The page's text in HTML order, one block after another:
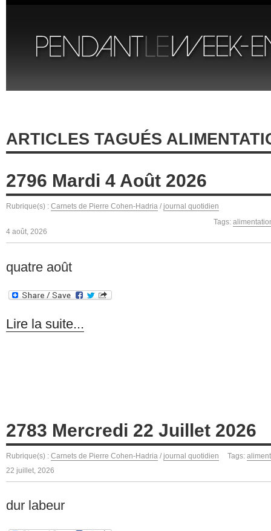
ARTICLES TAGUÉS
2796 Mardi 4 Août 2026
Rubrique(s) : Carnets de Pierre Cohen-Hadria / journal quotidien
Tags:
4 août, 2026
quatre août
Lire la suite...
2783 Mercredi 22 Juillet 2026
Rubrique(s) : Carnets de Pierre Cohen-Hadria / journal quotidien Tags:
22 juillet, 2026
dur labeur